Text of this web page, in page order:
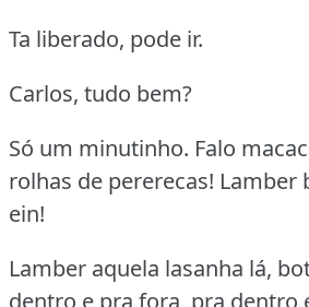
Ta liberado, pode ir.
Carlos, tudo bem?
Só um minutinho. Falo
rolhas de pererecas! Lamber
ein!
Lamber aquela lasanha lá,
dentro e pra fora, pra dentro